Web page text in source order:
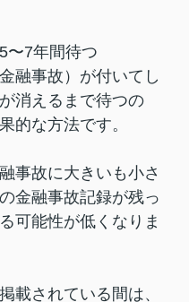
〜7年間待つ
融事故）が付いてし
消えるまで待つの
的な方法です。
事故に大きいも小さ
金融事故記録が残っ
可能性が低くなりま
載されている間は、